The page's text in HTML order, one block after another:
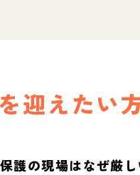
迎えたい
護の現場はなぜ厳